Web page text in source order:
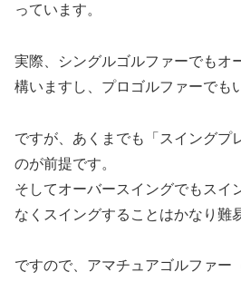
っています。
実際、シングルゴルファーでもオ
構いますし、プロゴルファーでも
ですが、あくまでも「スイングプ
のが前提です。
そしてオーバースイングでもスイ
なくスイングすることはかなり難
ですので、アマチュアゴルファー